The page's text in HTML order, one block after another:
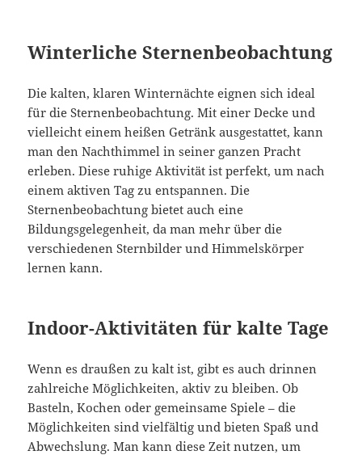
Winterliche Sternenbeobachtung
Die kalten, klaren Winternächte eignen sich ideal
für die Sternenbeobachtung. Mit einer Decke und
vielleicht einem heißen Getränk ausgestattet, kann
man den Nachthimmel in seiner ganzen Pracht
erleben. Diese ruhige Aktivität ist perfekt, um nach
einem aktiven Tag zu entspannen. Die
Sternenbeobachtung bietet auch eine
Bildungsgelegenheit, da man mehr über die
verschiedenen Sternbilder und Himmelskörper
lernen kann.
Indoor-Aktivitäten für kalte Tage
Wenn es draußen zu kalt ist, gibt es auch drinnen
zahlreiche Möglichkeiten, aktiv zu bleiben. Ob
Basteln, Kochen oder gemeinsame Spiele – die
Möglichkeiten sind vielfältig und bieten Spaß und
Abwechslung. Man kann diese Zeit nutzen, um